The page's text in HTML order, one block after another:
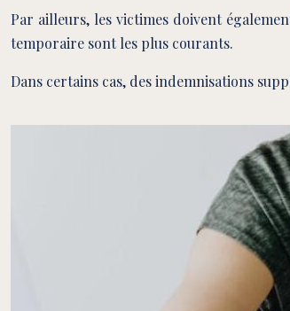
Par ailleurs, les victimes doivent
temporaire sont les plus courants.
Dans certains cas, des indemnisations